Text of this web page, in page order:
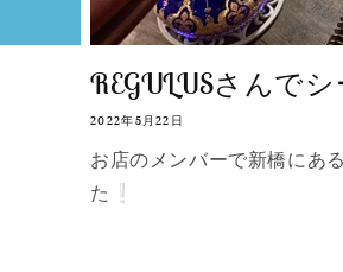
REGULUSさんで
2022年5月22日
お店のメンバーで新橋にあ
た❕